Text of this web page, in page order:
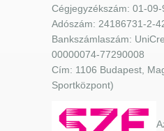
Cégjegyzékszám: 01-
Adószám: 24186731-2-
Bankszámlaszám:
00000074-77290008
Cím: 1106 Budapest,
Sportközpont)